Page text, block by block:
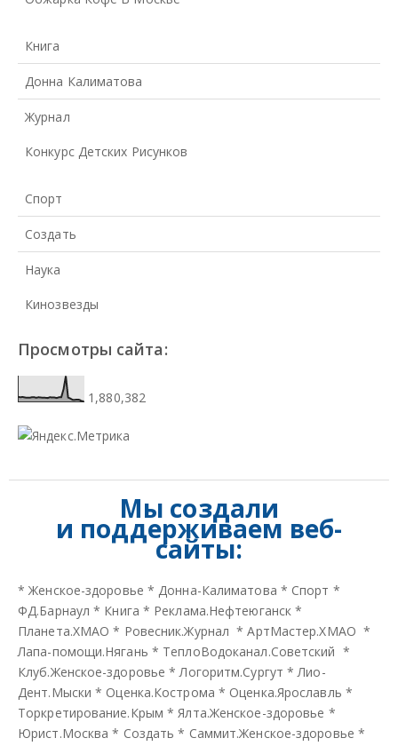
Книга
Донна Калиматова
Журнал
Конкурс Детских Рисунков
Спорт
Создать
Наука
Кинозвезды
Просмотры сайта:
1,880,382
Мы создали
и поддерживаем веб-
сайты:
*Женское-здоровье * Донна-Калиматова * Спорт *
ФД.Барнаул * Книга * Реклама.Нефтеюганск *
Планета.ХМАО * Ровесник.Журнал *АртМастер.ХМАО *
Лапа-помощи.Нягань * ТеплоВодоканал.Советский *
Клуб.Женское-здоровье * Логоритм.Сургут * Лио-
Дент.Мыски * Оценка.Кострома * Оценка.Ярославль *
Торкретирование.Крым * Ялта.Женское-здоровье *
Юрист.Москва * Создать * Саммит.Женское-здоровье *